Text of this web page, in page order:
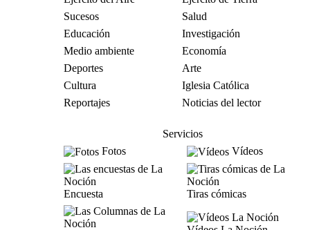
Sucesos
Salud
Educación
Investigación
Medio ambiente
Economía
Deportes
Arte
Cultura
Iglesia Católica
Reportajes
Noticias del lector
Servicios
Fotos
Vídeos
Encuesta Tiras cómicas